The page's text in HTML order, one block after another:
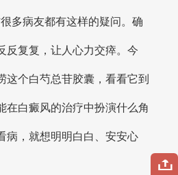
多病友都有这样的疑问。确
反复复，让人心力交瘁。今
这个白芍总苷胶囊，看看它到
在白癜风的治疗中扮演什么角
病，就想明明白白、安安心